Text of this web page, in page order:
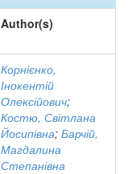
Author(s)
Корнієнко,
Інокентій
Олексійович;
Костю, Світлана
Йосипівна; Барчій,
Магдалина
Степанівна